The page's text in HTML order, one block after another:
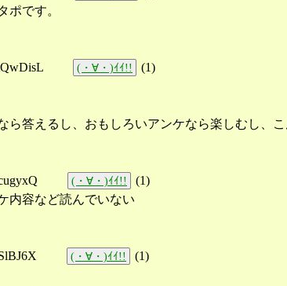
ポです。
(・∀・)ｲｲ!! (1)
ら答えるし、おもしろいアンケなら楽しむし、
(・∀・)ｲｲ!! (1)
内容など読んでいない
(・∀・)ｲｲ!! (1)